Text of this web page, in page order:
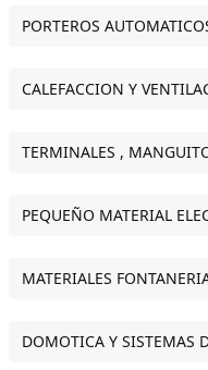
PORTEROS
CALEFACCION Y
TERMINALES ,
PEQUEÑO MATERIAL
MATERIALES
DOMOTICA Y SISTEMAS